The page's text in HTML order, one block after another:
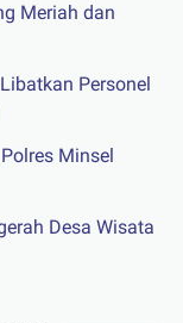
Meriah dan
Personel
Minsel
Desa Wisata